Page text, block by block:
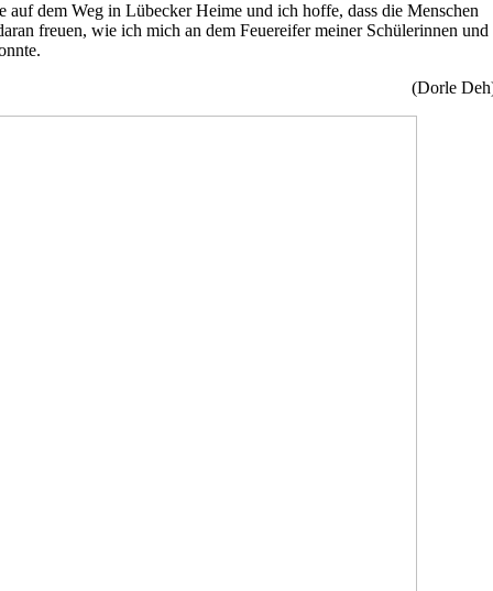
auf dem Weg in Lübecker Heime und ich hoffe, dass die Menschen
freuen, wie ich mich an dem Feuereifer meiner Schülerinnen und
(Dorle